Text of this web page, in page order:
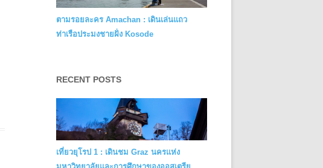
ตามรอยละคร Amachan : เดินเล่นแถว
ท่าเรือประมงชายฝั่ง Kosode
RECENT POSTS
เที่ยวยุโรป 1 : เดินชม Graz นครแห่ง